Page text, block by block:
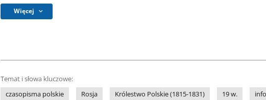
Więcej
Temat i słowa kluczowe:
czasopisma polskie
Rosja Królestwo Polskie (1815-1831) 19 w.